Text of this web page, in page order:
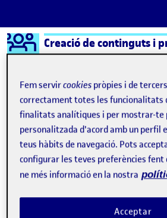
Saltar al contingut
Logo Ágora
Semestre 20152 - Aula 1 Elvira
Elvira
Entrega Guión Reto 3
Publicat per
Elvira Almodóvar Iñesta
Data de publicació22 novembre,
-4 comentaris
Fem servircookies pròpies i de
correctament totes les funcionalitats
finalitats analítiques i per mostrar-te
personalitzada d'acord amb un perfil
teus hàbits de navegació. Pots
configurar les teves preferències fent
ne més informació en la nostra
Acceptar